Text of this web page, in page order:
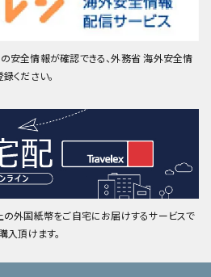
安全情報が確認できる、外務省 海外安全情
ください。
外国紙幣をご自宅にお届けするサービスで
入頂けます。